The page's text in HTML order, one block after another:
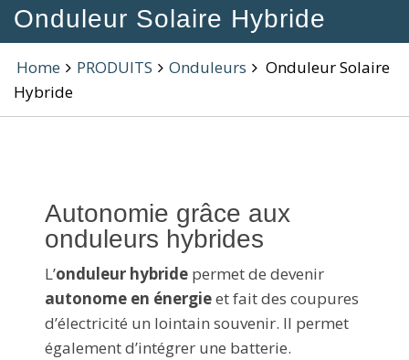
Onduleur Solaire Hybride
Home PRODUITS Onduleurs
Onduleur Solaire
Hybride
Autonomie grâce aux
onduleurs hybrides
L’onduleur hybride permet de devenir
autonome en énergieet fait des coupures
d’électricité un lointain souvenir. Il permet
également d’intégrer une batterie.